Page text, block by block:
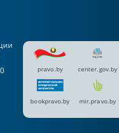
pravo.by center.gov.by
bookpravo.by mir.pravo.by